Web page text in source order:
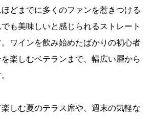
どまでに多くのファンを惹きつける
も美味しいと感じられるストレート
ワインを飲み始めたばかりの初心者
楽しむベテランまで、幅広い層から
しむ夏のテラス席や、週末の気軽な